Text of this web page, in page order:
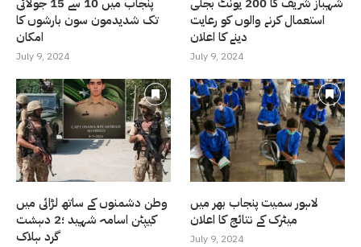
تک شدیدمون سون بارشوں کا
امکان
July 9, 2024
استعمال کرنے والوں کو رعایت
دینے کا اعلان
July 9, 2024
وطن دشمنوں کے ساتھ لڑائی میں
کیپٹن اسامہ شہید ؛2 دہشت
گرد ہلاک
لاہور سمیت پنجاب بھر میں
میٹرک کے نتائج کا اعلان
July 9, 2024